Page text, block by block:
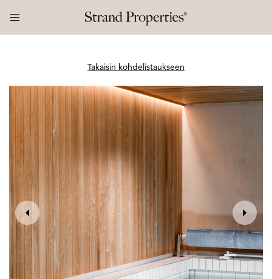
Takaisin kohdelistaukseen